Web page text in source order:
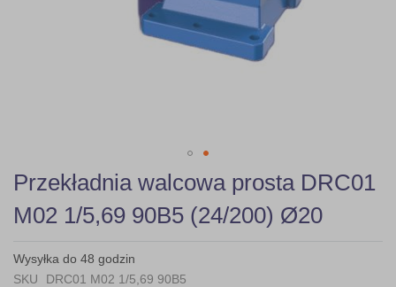
Skip
to
the
beginning
the
images
Przekładnia walcowa prosta DRC01
M02 1/5,69 90B5 (24/200) Ø20
Wysyłka do 48 godzin
SKU
DRC01 M02 1/5,69 90B5